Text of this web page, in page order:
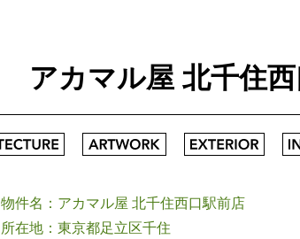
アカマル屋 北千住
物件名：アカマル屋 北千住西口駅前店
所在地：東京都足立区千住